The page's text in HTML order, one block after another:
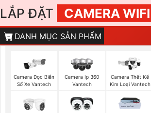
LẮP ĐẶT CAMERA WIFI
DANH MỤC SẢN PHẨM
Camera Đọc Biển
Số Xe Vantech
Camera Ip 360
Vantech
Camera Thết Kế
Kim Loại Vantech